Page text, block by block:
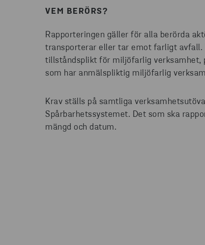
VEM BERÖRS?
Rapporteringen gäller för alla berörda
transporterar eller tar emot farligt avfall.
tillståndsplikt för miljöfarlig verksamhet,
som har anmälspliktig miljöfarlig
Krav ställs på samtliga
Spårbarhetssystemet. Det som ska
mängd och datum.